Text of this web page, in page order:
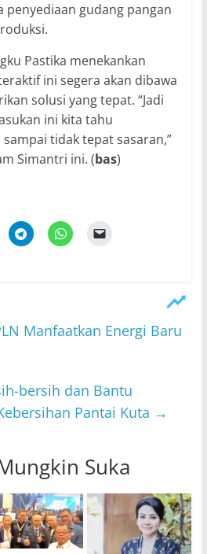
penyediaan gudang pangan
Pastika menekankan
ini segera akan dibawa
solusi yang tepat. “Jadi
ini kita tahu
tidak tepat sasaran,”
Simantri ini. (bas)
Manfaatkan Energi Baru
bersih dan Bantu
Pantai Kuta →
Suka